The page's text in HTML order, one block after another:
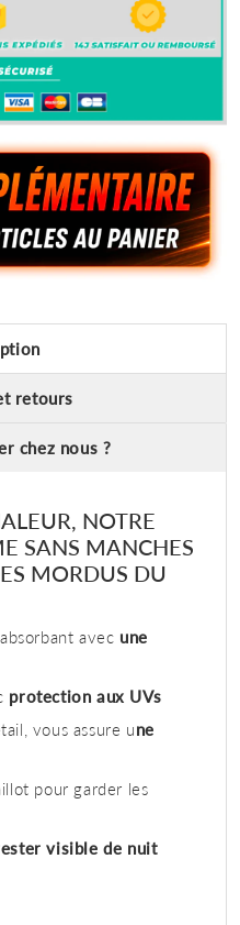
retours
chez nous ?
NOTRE
SANS MANCHES
MORDUS DU
avec une
protection aux UVs
vous assure une
pour garder les
visible de nuit